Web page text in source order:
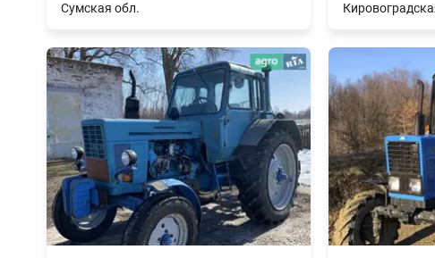
Сумская обл.